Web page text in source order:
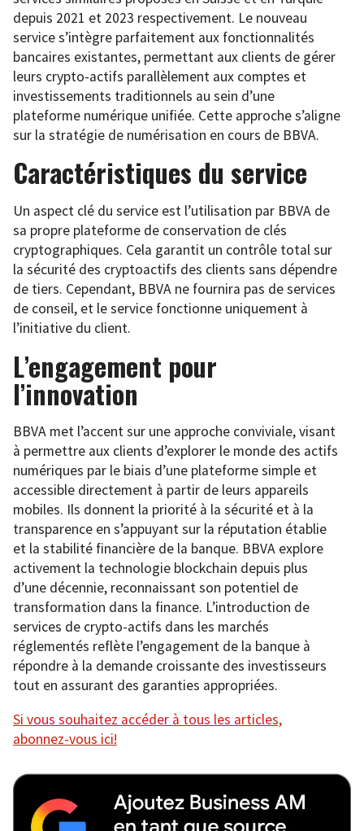
depuis 2021 et 2023 respectivement. Le nouveau
service s’intègre parfaitement aux fonctionnalités
bancaires existantes, permettant aux clients de gérer
leurs crypto-actifs parallèlement aux comptes et
investissements traditionnels au sein d’une
plateforme numérique unifiée. Cette approche s’aligne
sur la stratégie de numérisation en cours de BBVA.
Caractéristiques du service
Un aspect clé du service est l’utilisation par BBVA de
sa propre plateforme de conservation de clés
cryptographiques. Cela garantit un contrôle total sur
la sécurité des cryptoactifs des clients sans dépendre
de tiers. Cependant, BBVA ne fournira pas de services
de conseil, et le service fonctionne uniquement à
l’initiative du client.
L’engagement pour
l’innovation
BBVA met l’accent sur une approche conviviale, visant
à permettre aux clients d’explorer le monde des actifs
numériques par le biais d’une plateforme simple et
accessible directement à partir de leurs appareils
mobiles. Ils donnent la priorité à la sécurité et à la
transparence en s’appuyant sur la réputation établie
et la stabilité financière de la banque. BBVA explore
activement la technologie blockchain depuis plus
d’une décennie, reconnaissant son potentiel de
transformation dans la finance. L’introduction de
services de crypto-actifs dans les marchés
réglementés reflète l’engagement de la banque à
répondre à la demande croissante des investisseurs
tout en assurant des garanties appropriées.
Si vous souhaitez accéder à tous les articles,
abonnez-vous ici!